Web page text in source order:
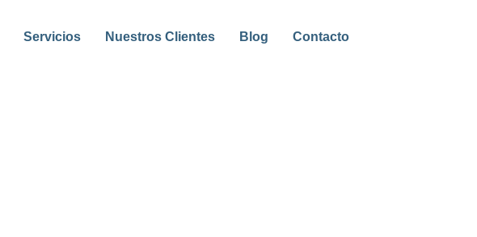
Servicios Nuestros Clientes Blog Contacto